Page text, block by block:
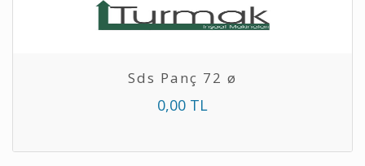
Sds Panç 72 ø
0,00 TL